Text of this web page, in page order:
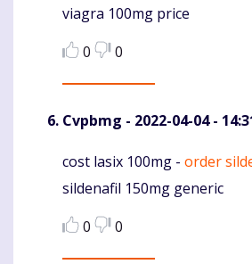
viagra 100mg price
0
0
Cvpbmg - 2022-04-04 -
Komentaras
cost lasix 100mg - order
sildenafil 150mg generic
0
0